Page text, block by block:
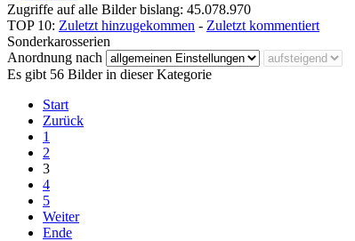
Zugriffe auf alle Bilder bislang: 45.078.970
TOP 10: Zuletzt hinzugekommen - Zuletzt kommentiert
Sonderkarosserien
Anordnung nach
Es gibt 56 Bilder in dieser Kategorie
Start
Zurück
1
2
3
4
5
Weiter
Ende